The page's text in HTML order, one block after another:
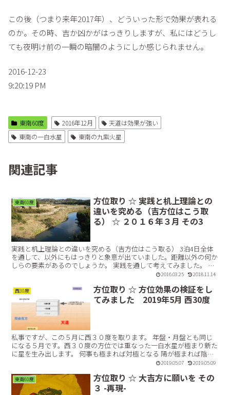
この後（つまり来年2017年）、どういった形で効果が表れる
のか。その時、吉か凶かがはっきりしますが、私にはどうし
ても夜明け前の一瞬の暗闇のようにしか感じられません。
2016-12-23
9:20:19 PM
東南60度 2016年12月
天道は効果が強い
東南の一白水星
東南の九紫火星
関連記事
東南60度
方位取り ☆ 実践と机上理論との
違いを究める（吉方位はこう取
る） ☆ ２０１６年３月 その3
実践と机上理論との違いを究める（吉方位はこう取る） 3泊4日全体
を通して、以外にもはっきりと象意が出ていました。距離以外の何か
しらの要素があるのでしょうか。 実践を通して考えてみました。 吉
倉大晄 です。 前回記事その２からの続きです。 1...【続きを読む】
2016.03.25 2018.11.14
西30度
方位取り ☆ 方位効果の検証をし
てみました 2019年5月 西30度
私事ですが、この５月に西３０度を取ります。 年盤・月盤とも同じ
になる５月です。西３０度の方位では重なった一白水星が極まり新た
に星を生み出します。 何事も極まれば対極となる 陽が極まれば陰と
なるように、一白水星の対極の九紫火星が生じます。 結...【続きを読
2019.05.07 2019.05.09
東南60度
方位取り ☆ 大吉方に願いを その
３ -再現-